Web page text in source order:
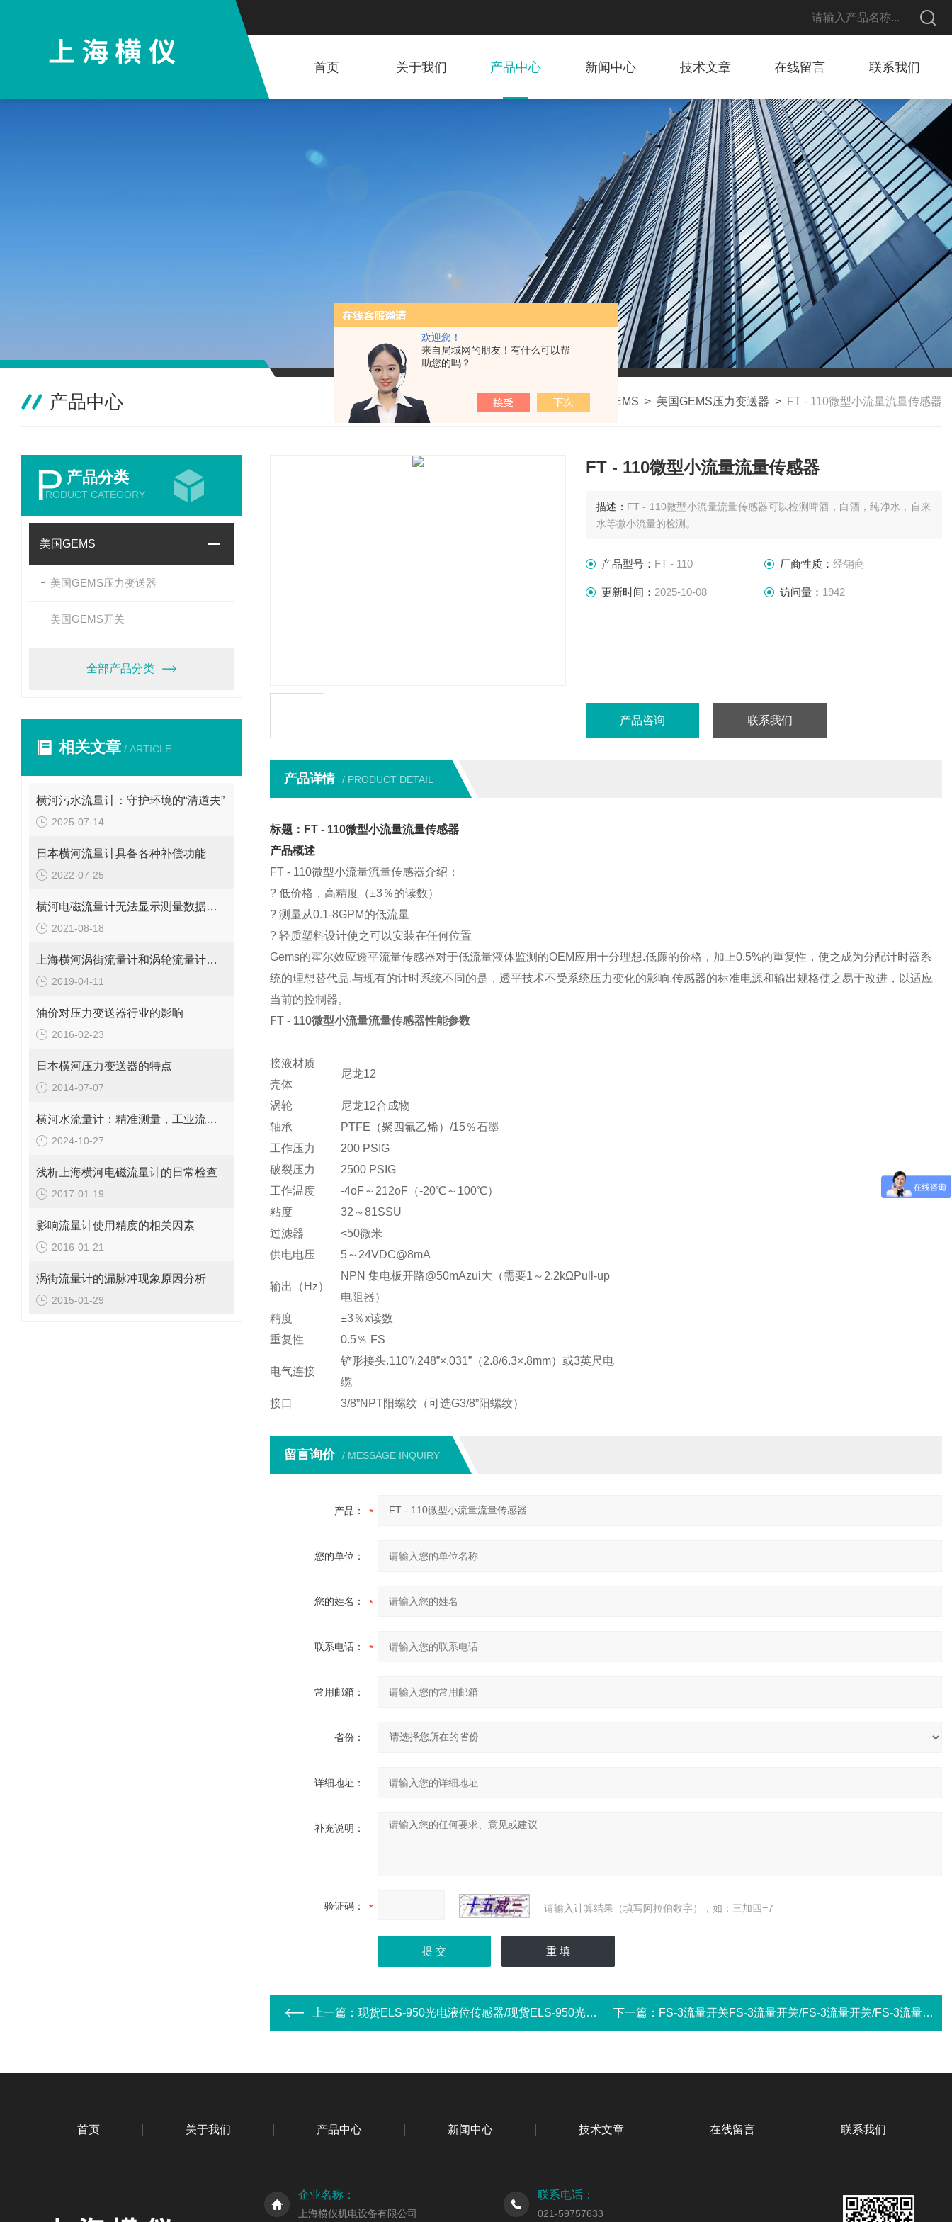
欢迎您！
来自局域网的朋友！有什么可以帮
助您的吗？
首页 关于我们 产品中心 新闻中心 技术文章 在线留言 联系我们
产品中心 我的位置： 首页> 产品中心> 美国GEMS > 美国GEMS压力变送器 > FT - 110微型小流量流量传感器
P 产品分类
RODUCT CATEGORY
美国GEMS
美国GEMS压力变送器
美国GEMS开关
全部产品分类
相关文章 / ARTICLE
横河污水流量计：守护环境的“清道夫”
2025-07-14
日本横河流量计具备各种补偿功能
2022-07-25
横河电磁流量计无法显示测量数据的故障解决办法
2021-08-18
上海横河涡街流量计和涡轮流量计不是一回事
2019-04-11
油价对压力变送器行业的影响
2016-02-23
日本横河压力变送器的特点
2014-07-07
横河水流量计：精准测量，工业流量的守护者
2024-10-27
浅析上海横河电磁流量计的日常检查
2017-01-19
影响流量计使用精度的相关因素
2016-01-21
涡街流量计的漏脉冲现象原因分析
2015-01-29
FT - 110微型小流量流量传感器
描述： FT - 110微型小流量流量传感器可以检测啤酒，白酒，纯净水，自来
水等微小流量的检测。
产品型号： FT - 110 厂商性质： 经销商
更新时间： 2025-10-08 访问量： 1942
产品咨询 联系我们
产品详情 / PRODUCT DETAIL
标题：FT - 110微型小流量流量传感器
产品概述
FT - 110微型小流量流量传感器介绍：
? 低价格，高精度（±3％的读数）
? 测量从0.1-8GPM的低流量
? 轻质塑料设计使之可以安装在任何位置
Gems的霍尔效应透平流量传感器对于低流量液体监测的OEM应用十分理想.低廉的价格，加上0.5%的重复性，使之成为分配计时器系
统的理想替代品.与现有的计时系统不同的是，透平技术不受系统压力变化的影响.传感器的标准电源和输出规格使之易于改进，以适应
当前的控制器。
FT - 110微型小流量流量传感器性能参数
接液材质
壳体
尼龙12
涡轮
尼龙12合成物
轴承
PTFE（聚四氟乙烯）/15％石墨
工作压力
200 PSIG
破裂压力
2500 PSIG
工作温度
-4oF ～212oF（-20℃～100℃）
粘度
32 ～81SSU
过滤器
<50微米
供电电压
5～24VDC@8mA
输出（Hz）
NPN 集电板开路@50mAzui大（需要1～2.2kΩPull-up
电阻器）
精度
±3％x读数
重复性
0.5％ FS
电气连接
铲形接头.110”/.248”×.031”（2.8/6.3×.8mm）或3英尺电
缆
接口
3/8”NPT阳螺纹（可选G3/8”阳螺纹）
留言询价 / MESSAGE INQUIRY
产品：
您的单位：
您的姓名：
联系电话：
常用邮箱：
省份：
详细地址：
补充说明：
验证码： 请输入计算结果（填写阿拉伯数字），如：三加四=7
上一篇： 现货ELS-950光电液位传感器/现货ELS-950光电液位传感器现货ELS-950光电液位传感器/现货ELS-950光电液位传感器 下一篇： FS-3流量开关FS-3流量开关/FS-3流量开关/FS-3流量开关/FS-3流量开关
首页 关于我们 产品中心 新闻中心 技术文章 在线留言 联系我们
企业名称：
上海横仪机电设备有限公司
联系电话：
021-59757633